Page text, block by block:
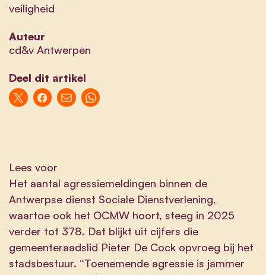
veiligheid
Auteur
cd&v Antwerpen
Deel dit artikel
Lees voor
Het aantal agressiemeldingen binnen de
Antwerpse dienst Sociale Dienstverlening,
waartoe ook het OCMW hoort, steeg in 2025
verder tot 378. Dat blijkt uit cijfers die
gemeenteraadslid Pieter De Cock opvroeg bij het
stadsbestuur. “Toenemende agressie is jammer